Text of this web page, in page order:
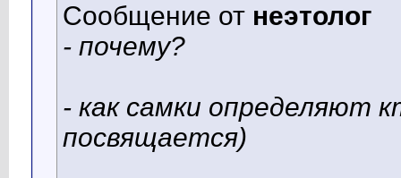
Сообщение от неэтолог
- почему?
- как самки определяют
посвящается)